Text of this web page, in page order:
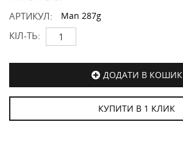
АРТИКУЛ: Man 287g
КІЛ-ТЬ:
ДОДАТИ В КОШИК
КУПИТИ В 1 КЛИК